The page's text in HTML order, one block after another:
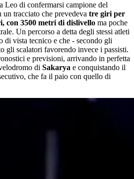
Leo di confermarsi campione del
un tracciato che prevedeva tre giri per
con 3500 metri di dislivello ma poche
Un percorso a detta degli stessi atleti
di vista tecnico e che - secondo gli
gli scalatori favorendo invece i passisti.
e previsioni, arrivando in perfetta
di Sakarya e conquistando il
che fa il paio con quello di